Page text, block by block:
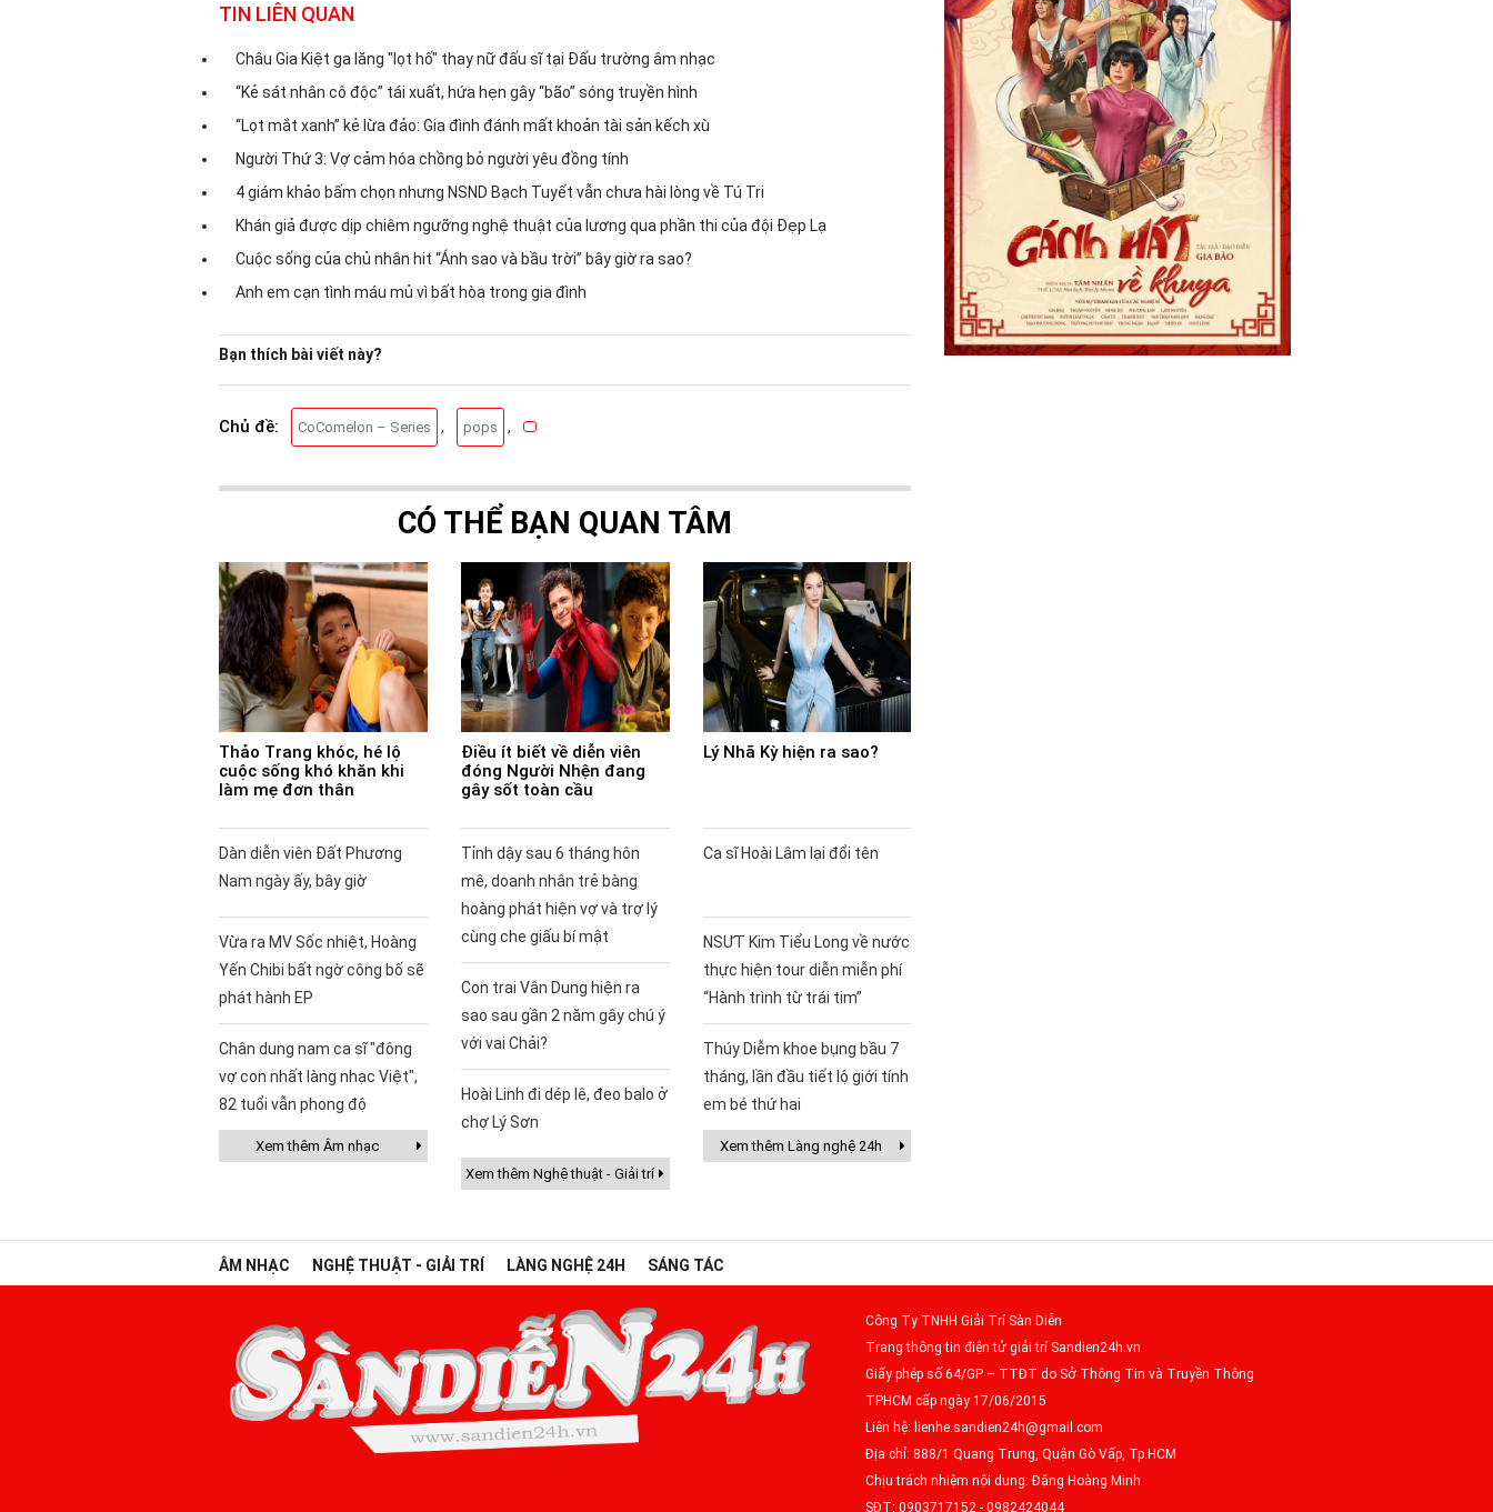
TIN LIÊN QUAN
Châu Gia Kiệt ga lăng "lọt hố" thay nữ đấu sĩ tại Đấu trường âm nhạc
“Kẻ sát nhân cô độc” tái xuất, hứa hẹn gây “bão” sóng truyền hình
“Lọt mắt xanh” kẻ lừa đảo: Gia đình đánh mất khoản tài sản kếch xù
Người Thứ 3: Vợ cảm hóa chồng bỏ người yêu đồng tính
4 giám khảo bấm chọn nhưng NSND Bạch Tuyết vẫn chưa hài lòng về Tú Tri
Khán giả được dịp chiêm ngưỡng nghệ thuật của lương qua phần thi của đội Đẹp Lạ
Cuộc sống của chủ nhân hit “Ánh sao và bầu trời” bây giờ ra sao?
Anh em cạn tình máu mủ vì bất hòa trong gia đình
Bạn thích bài viết này?
Chủ đề: CoComelon – Series , pops ,
CÓ THỂ BẠN QUAN TÂM
Thảo Trang khóc, hé lộ
cuộc sống khó khăn khi
làm mẹ đơn thân
Dàn diễn viên Đất Phương
Nam ngày ấy, bây giờ
Vừa ra MV Sốc nhiệt, Hoàng
Yến Chibi bất ngờ công bố sẽ
phát hành EP
Chân dung nam ca sĩ "đông
vợ con nhất làng nhạc Việt",
82 tuổi vẫn phong độ
Xem thêm Âm nhạc
Điều ít biết về diễn viên
đóng Người Nhện đang
gây sốt toàn cầu
Tỉnh dậy sau 6 tháng hôn
mê, doanh nhân trẻ bàng
hoàng phát hiện vợ và trợ lý
cùng che giấu bí mật
Con trai Vân Dung hiện ra
sao sau gần 2 năm gây chú ý
với vai Chải?
Hoài Linh đi dép lê, đeo balo ở
chợ Lý Sơn
Xem thêm Nghệ thuật - Giải trí
Lý Nhã Kỳ hiện ra sao?
Ca sĩ Hoài Lâm lại đổi tên
NSƯT Kim Tiểu Long về nước
thực hiện tour diễn miễn phí
“Hành trình từ trái tim”
Thúy Diễm khoe bụng bầu 7
tháng, lần đầu tiết lộ giới tính
em bé thứ hai
Xem thêm Làng nghệ 24h
ÂM NHẠC NGHỆ THUẬT - GIẢI TRÍ LÀNG NGHỆ 24H SÁNG TÁC
Công Ty TNHH Giải Trí Sàn Diễn
Trang thông tin điện tử giải trí Sandien24h.vn
Giấy phép số 64/GP – TTĐT do Sở Thông Tin và Truyền Thông
TPHCM cấp ngày 17/06/2015
Liên hệ: lienhe.sandien24h@gmail.com
Địa chỉ: 888/1 Quang Trung, Quận Gò Vấp, Tp.HCM
Chịu trách nhiệm nội dung: Đặng Hoàng Minh
SĐT: 0903717152 - 0982424044